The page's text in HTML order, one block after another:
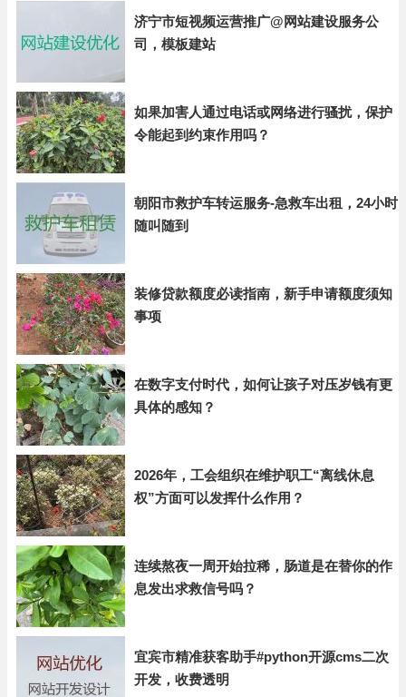
济宁市短视频运营推广@网站建设服务公
司，模板建站
如果加害人通过电话或网络进行骚扰，保护
令能起到约束作用吗？
朝阳市救护车转运服务-急救车出租，24小时
随叫随到
装修贷款额度必读指南，新手申请额度须知
事项
在数字支付时代，如何让孩子对压岁钱有更
具体的感知？
2026年，工会组织在维护职工“离线休息
权”方面可以发挥什么作用？
连续熬夜一周开始拉稀，肠道是在替你的作
息发出求救信号吗？
宜宾市精准获客助手#python开源cms二次
开发，收费透明